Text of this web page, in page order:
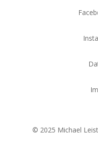
© 2025 Michael